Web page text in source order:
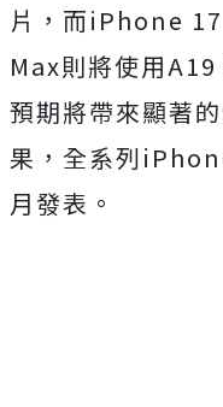
片，而iPhone
Max則將使用
預期將帶來顯著
果，全系列
月發表。